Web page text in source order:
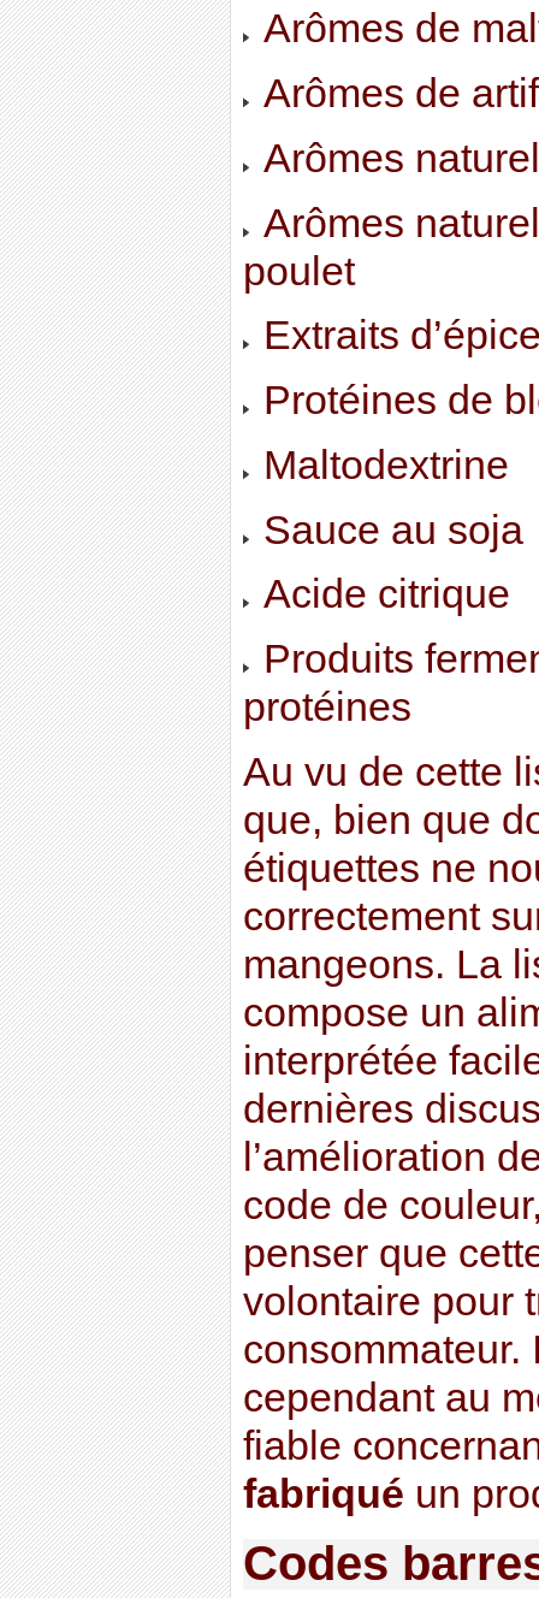
Arômes de
Arômes de
Arômes
Arômes
poulet
Extraits
Protéines de
Maltodextrine
Sauce au soja
Acide citrique
Produits
protéines
Au vu de cette
que, bien que
étiquettes ne
correctement
mangeons. La
compose un
interprétée
dernières
l’amélioration
code de
penser que
volontaire pour
consommateur.
cependant au
fiable
fabriqué un
Codes